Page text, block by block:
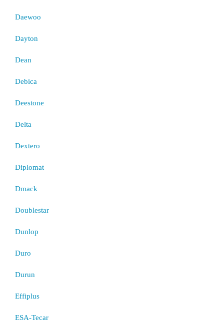
Daewoo
Dayton
Dean
Debica
Deestone
Delta
Dextero
Diplomat
Dmack
Doublestar
Dunlop
Duro
Durun
Effiplus
ESA-Tecar